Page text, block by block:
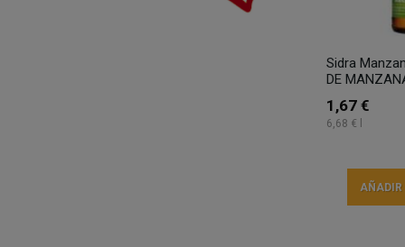
Sidra
DE
1,67 €
6,68 € l
AÑADIR